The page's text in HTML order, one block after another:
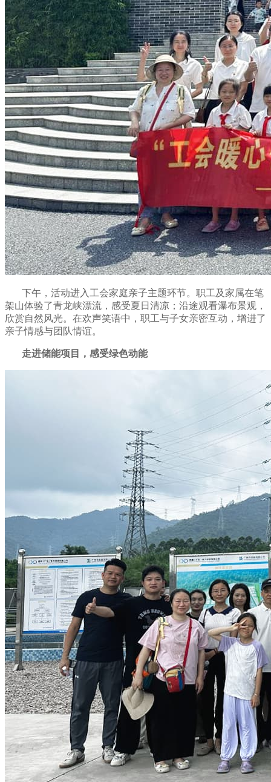
下午，活动进入工会家庭亲子主题环节。职工及家属在笔
架山体验了青龙峡漂流，感受夏日清凉；沿途观看瀑布景观，
欣赏自然风光。在欢声笑语中，职工与子女亲密互动，增进了
亲子情感与团队情谊。
走进储能项目，感受绿色动能